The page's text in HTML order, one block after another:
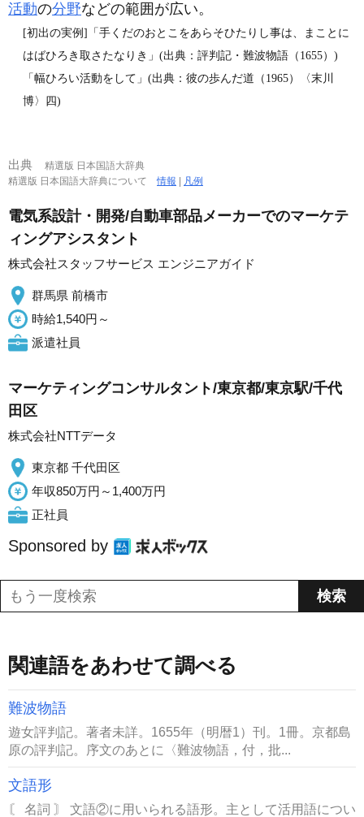
活動の分野などの範囲が広い。
[初出の実例]「手くだのおとこをあらそひたりし事は、まことに
はばひろき取さたなりき」(出典：評判記・難波物語（1655）)
「幅ひろい活動をして」(出典：彼の歩んだ道（1965）〈末川
博〉四)
出典
精選版 日本国語大辞典
精選版 日本国語大辞典について情報 凡例
電気系設計・開発/自動車部品メーカーでのマーケテ
ィングアシスタント
株式会社スタッフサービス エンジニアガイド
群馬県 前橋市
時給1,540円～
派遣社員
マーケティングコンサルタント/東京都/東京駅/千代
田区
株式会社NTTデータ
東京都 千代田区
年収850万円～1,400万円
正社員
Sponsored by
関連語をあわせて調べる
難波物語
遊女評判記。著者未詳。1655年（明暦1）刊。1冊。京都島
原の評判記。序文のあとに〈難波物語，付，批...
文語形
〘 名詞 〙 文語②に用いられる語形。主として活用語につい